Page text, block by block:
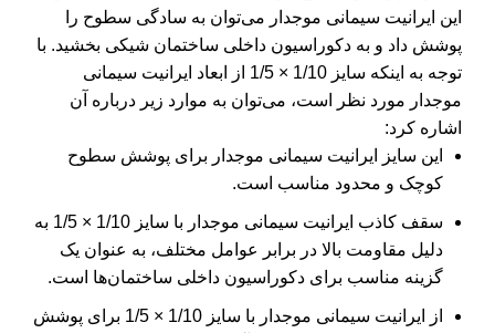
این ایرانیت سیمانی موجدار می‌توان به سادگی سطوح را
پوشش داد و به دکوراسیون داخلی ساختمان شیکی بخشید. با
توجه به اینکه سایز 1/10 × 1/5 از ابعاد ایرانیت سیمانی
موجدار مورد نظر است، می‌توان به موارد زیر درباره آن
اشاره کرد:
این سایز ایرانیت سیمانی موجدار برای پوشش سطوح
کوچک و محدود مناسب است.
سقف کاذب ایرانیت سیمانی موجدار با سایز 1/10 × 1/5 به
دلیل مقاومت بالا در برابر عوامل مختلف، به عنوان یک
گزینه مناسب برای دکوراسیون داخلی ساختمان‌ها است.
از ایرانیت سیمانی موجدار با سایز 1/10 × 1/5 برای پوشش